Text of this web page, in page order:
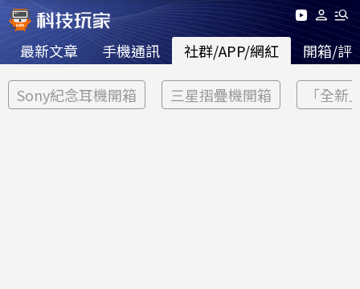
最新文章 手機通訊 社群/APP/網紅 開箱/評
Sony紀念耳機開箱 三星摺疊機開箱 「全新